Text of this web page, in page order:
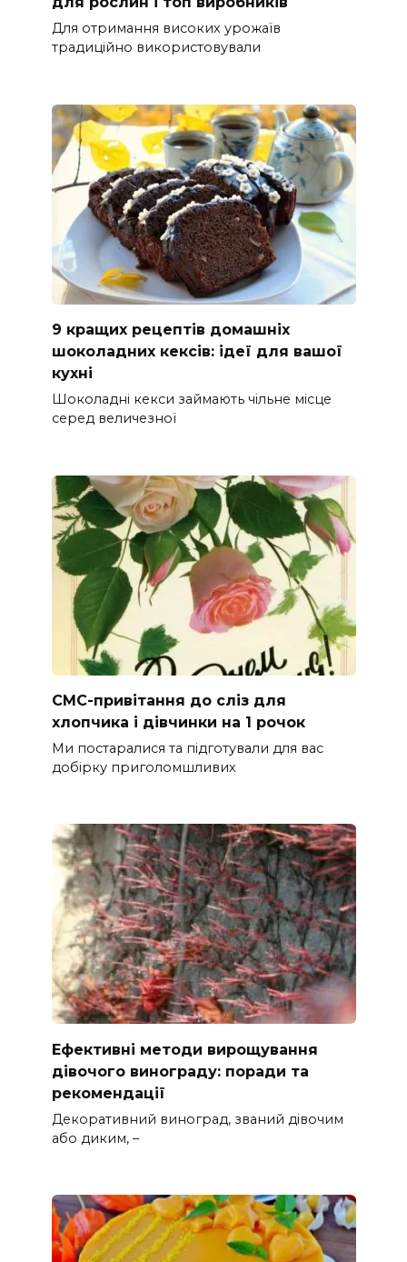
Для отримання високих урожаїв
традиційно використовували
9 кращих рецептів домашніх
шоколадних кексів: ідеї для вашої
кухні
Шоколадні кекси займають чільне місце
серед величезної
СМС-привітання до сліз для
хлопчика і дівчинки на 1 рочок
Ми постаралися та підготували для вас
добірку приголомшливих
Ефективні методи вирощування
дівочого винограду: поради та
рекомендації
Декоративний виноград, званий дівочим
або диким, –